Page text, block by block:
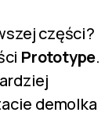
części?
Prototype.
demolka